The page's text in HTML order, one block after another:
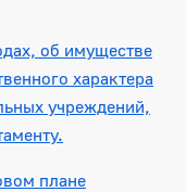
об имуществе
характера
учреждений,
плане